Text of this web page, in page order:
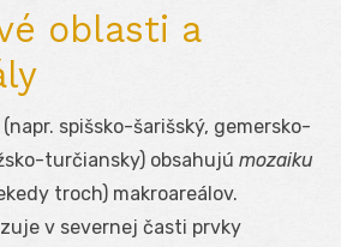
oblasti a
spišsko-šarišský, gemersko-
turčiansky) obsahujú mozaiku
troch) makroareálov.
v severnej časti prvky